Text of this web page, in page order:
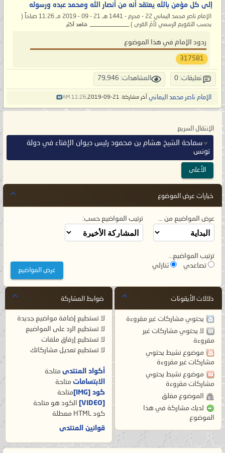
إلى كل مؤمن بالله يعتقد أنه من أنصار الله ومحمد عبده ورسوله
الإمام ناصر محمد اليماني 22 - محرم - 1441 هـ 21 - 09 - 2019 مـ 11:26 صباحاً (
بحسب التقويم الرسمي لأمّ القرى ) _____________
شاهد أكثر
ردود الإمام في هذا الموضوع
317581
تعليقات: 0 المشاهدات: 79,946
الإمام ناصر محمد اليماني آخر مشاركة: 21-09-2019, 11:26 AM
الإنتقال السريع
سماحة الشيخ هشام بن محمود رئيس ديوان الإفتاء في دولة
تونس
الأعلى
خيارات عرض الموضوع
عرض المواضيع من ... ترتيب المواضيع حسب:
ترتيب المواضيع...
تصاعدي
تنازلي
دلالات الأيقونات
يحتوي مشاركات غير مقروءة
لا يحتوي مشاركات غير
مقروءة
موضوع نشيط يحتوي
مشاركات غير مقروءة
موضوع نشيط يحتوي
مشاركات مقروءة
الموضوع مغلق
لديك مشاركة في هذا
الموضوع
ضوابط المشاركة
لا تستطيع إضافة مواضيع جديدة
لا تستطيع الرد على المواضيع
لا تستطيع إرفاق ملفات
لا تستطيع تعديل مشاركاتك
أكواد المنتدى متاحة
الابتسامات متاحة
كود [IMG]
متاحة
[VIDEO]
الكود هو متاحة
كود HTML
معطلة
قوانين المنتدى